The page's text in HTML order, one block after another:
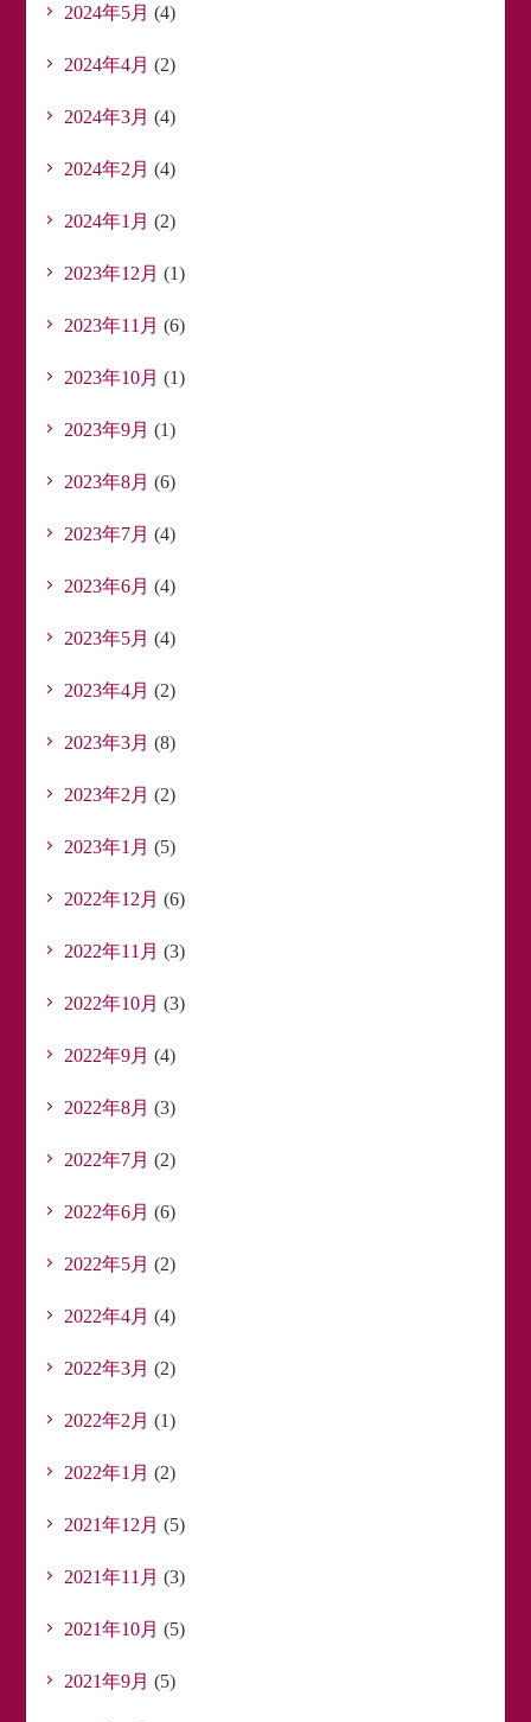
2024年5月 (4)
2024年4月 (2)
2024年3月 (4)
2024年2月 (4)
2024年1月 (2)
2023年12月 (1)
2023年11月 (6)
2023年10月 (1)
2023年9月 (1)
2023年8月 (6)
2023年7月 (4)
2023年6月 (4)
2023年5月 (4)
2023年4月 (2)
2023年3月 (8)
2023年2月 (2)
2023年1月 (5)
2022年12月 (6)
2022年11月 (3)
2022年10月 (3)
2022年9月 (4)
2022年8月 (3)
2022年7月 (2)
2022年6月 (6)
2022年5月 (2)
2022年4月 (4)
2022年3月 (2)
2022年2月 (1)
2022年1月 (2)
2021年12月 (5)
2021年11月 (3)
2021年10月 (5)
2021年9月 (5)